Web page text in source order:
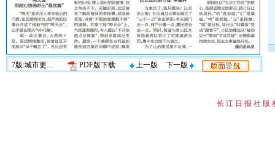
7版:城市更新·圆桌 PDF版下载 上一版 下一版
长 江 日 报 社 版